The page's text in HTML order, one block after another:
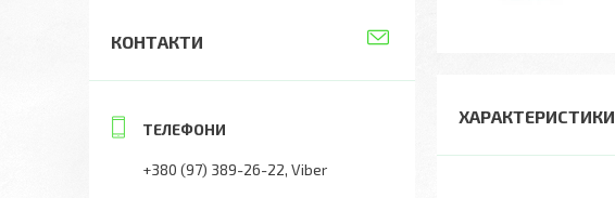
ХАРАКТЕРИСТИКИ
КОНТАКТИ
+380 (97) 389-26-22 Viber